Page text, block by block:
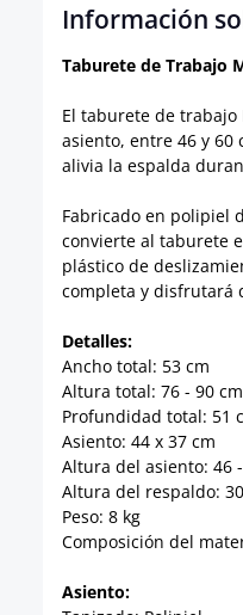
Información
Taburete de Trabajo
El taburete de
asiento, entre 46 y 60
alivia la espalda
Fabricado en polipiel
convierte al taburete
plástico de
completa y disfrutará
Detalles:
Ancho total: 53 cm
Altura total: 76 - 90 cm
Profundidad total: 51
Asiento: 44 x 37 cm
Altura del asiento: 46
Altura del respaldo:
Peso: 8 kg
Composición del
Asiento: